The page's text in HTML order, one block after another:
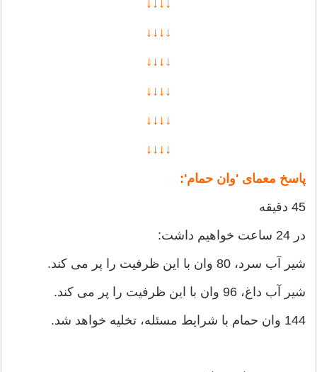
↓↓↓↓
↓↓↓↓
↓↓↓↓
↓↓↓↓
↓↓↓↓
↓↓↓↓
پاسخ معمای 'وان حمام':
45 دقیقه
در 24 ساعت خواهیم داشت:
شیر آب سرد، 80 وان با این ظرفیت را پر می کند.
شیر آب داغ، 96 وان با این ظرفیت را پر می کند.
144 وان حمام با شرایط مسئله، تخلیه خواهد شد.